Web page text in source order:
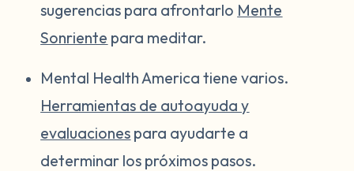
sugerencias para afrontarlo Mente
Sonriente para meditar.
Mental Health America tiene varios.
Herramientas de autoayuda y
evaluaciones para ayudarte a
determinar los próximos pasos.